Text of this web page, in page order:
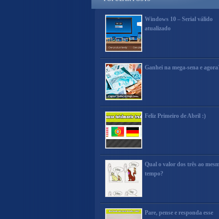
Windows 10 – Serial válido
atualizado
Ganhei na mega-sena e
Feliz Primeiro de Abril :)
Qual o valor dos três ao
tempo?
Pare, pense e responda esse